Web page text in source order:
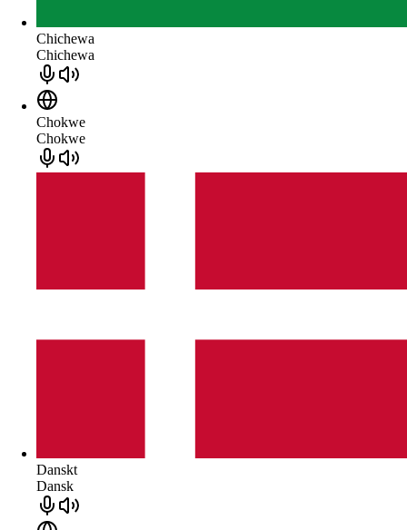
Chichewa
Chichewa
Chokwe
Chokwe
Danskt
Dansk